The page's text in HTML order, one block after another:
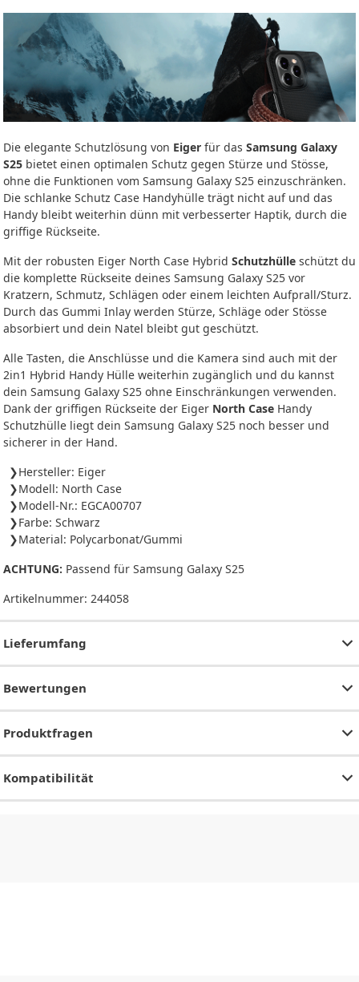
Die elegante Schutzlösung von Eiger für das Samsung Galaxy
S25 bietet einen optimalen Schutz gegen Stürze und Stösse,
ohne die Funktionen vom Samsung Galaxy S25 einzuschränken.
Die schlanke Schutz Case Handyhülle trägt nicht auf und das
Handy bleibt weiterhin dünn mit verbesserter Haptik, durch die
griffige Rückseite.
Mit der robusten Eiger North Case Hybrid Schutzhülle schützt du
die komplette Rückseite deines Samsung Galaxy S25 vor
Kratzern, Schmutz, Schlägen oder einem leichten Aufprall/Sturz.
Durch das Gummi Inlay werden Stürze, Schläge oder Stösse
absorbiert und dein Natel bleibt gut geschützt.
Alle Tasten, die Anschlüsse und die Kamera sind auch mit der
2in1 Hybrid Handy Hülle weiterhin zugänglich und du kannst
dein Samsung Galaxy S25 ohne Einschränkungen verwenden.
Dank der griffigen Rückseite der Eiger North Case Handy
Schutzhülle liegt dein Samsung Galaxy S25 noch besser und
sicherer in der Hand.
Hersteller: Eiger
Modell: North Case
Modell-Nr.: EGCA00707
Farbe: Schwarz
Material: Polycarbonat/Gummi
ACHTUNG: Passend für Samsung Galaxy S25
Artikelnummer: 244058
Lieferumfang
Bewertungen
Produktfragen
Kompatibilität